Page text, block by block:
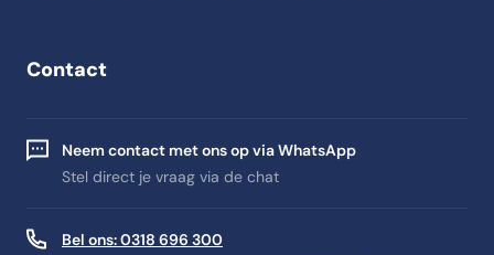
Contact
Neem contact met ons op via WhatsApp
Stel direct je vraag via de chat
Bel ons: 0318 696 300